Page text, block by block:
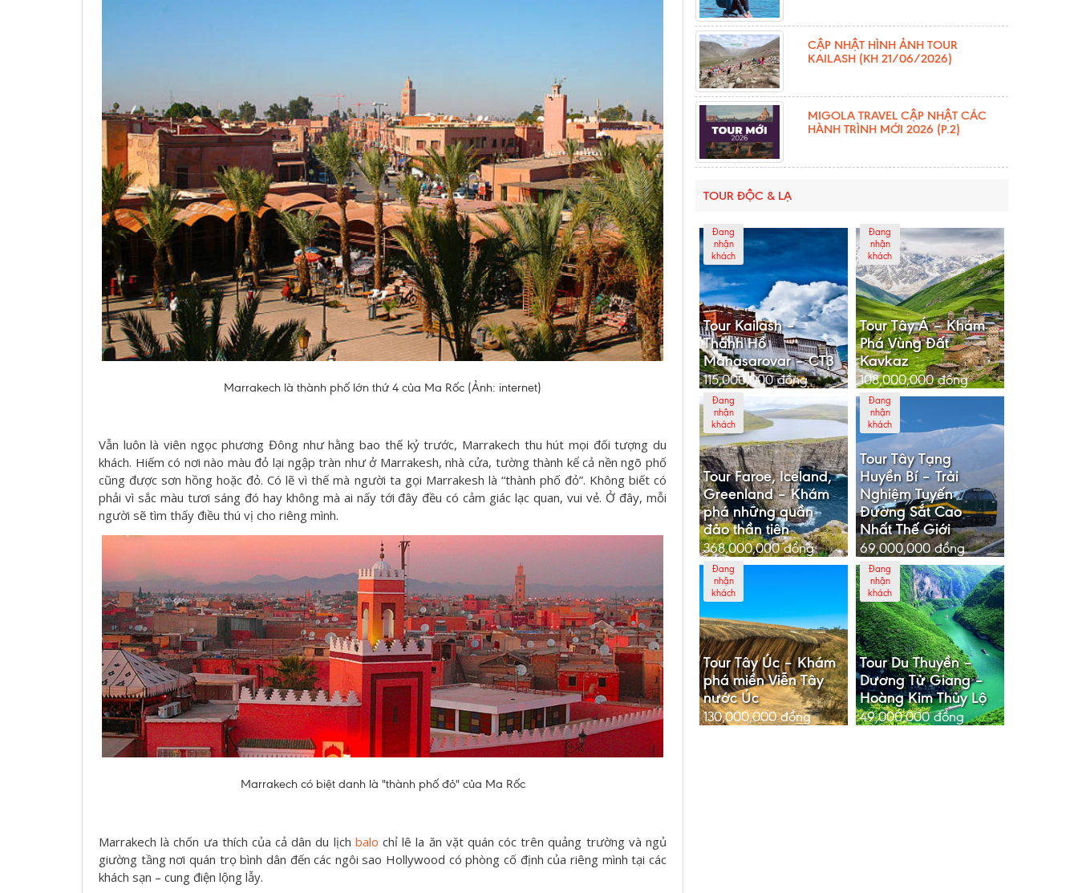
Marrakech là thành phố lớn thứ 4 của Ma Rốc (Ảnh: internet)
Vẫn luôn là viên ngọc phương Đông như hằng bao thế kỷ trước, Marrakech thu hút mọi đối tượng du
khách. Hiếm có nơi nào màu đỏ lại ngập tràn như ở Marrakesh, nhà cửa, tường thành kể cả nền ngõ phố
cũng được sơn hồng hoặc đỏ. Có lẽ vì thế mà người ta gọi Marrakesh là “thành phố đỏ”. Không biết có
phải vì sắc màu tươi sáng đó hay không mà ai nấy tới đây đều có cảm giác lạc quan, vui vẻ. Ở đây, mỗi
người sẽ tìm thấy điều thú vị cho riêng mình.
Marrakech có biệt danh là "thành phố đỏ" của Ma Rốc
Marrakech là chốn ưa thích của cả dân du lịch balo chỉ lê la ăn vặt quán cóc trên quảng trường và ngủ
giường tầng nơi quán trọ bình dân đến các ngôi sao Hollywood có phòng cố định của riêng mình tại các
khách sạn – cung điện lộng lẫy.
CẬP NHẬT HÌNH ẢNH TOUR
KAILASH (KH 21/06/2026)
MIGOLA TRAVEL CẬP NHẬT CÁC
HÀNH TRÌNH MỚI 2026 (P.2)
TOUR ĐỘC & LẠ
Đang
nhận
khách
Tour Kailash –
Thánh Hồ
Manasarovar – CT3
115,000,000đồng
Đang
nhận
khách
Tour Tây Á – Khám
Phá Vùng Đất
Kavkaz
108,000,000đồng
Đang
nhận
khách
Tour Faroe, Iceland,
Greenland – Khám
phá những quần
đảo thần tiên
368,000,000đồng
Đang
nhận
khách
Tour Tây Tạng
Huyền Bí – Trải
Nghiệm Tuyến
Đường Sắt Cao
Nhất Thế Giới
69,000,000đồng
Đang
nhận
khách
Tour Tây Úc – Khám
phá miền Viễn Tây
nước Úc
130,000,000đồng
Đang
nhận
khách
Tour Du Thuyền –
Dương Tử Giang –
Hoàng Kim Thủy Lộ
49,000,000đồng